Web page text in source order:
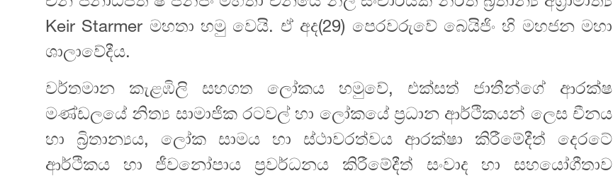
Keir Starmer මහතා හමු වෙයි. ඒ අද(29) පෙරවරුවේ බෙයිජිං හි මහජන මහා
ශාලාවේදීය.
වර්තමාන කැළඹිලි සහගත ලෝකය හමුවේ, එක්සත් ජාතීන්ගේ ආරක්ෂ
මණ්ඩලයේ නිත්‍ය සාමාජික රටවල් හා ලෝකයේ ප්‍රධාන ආර්ථිකයන් ලෙස චීනය
හා බ්‍රිතාන්‍යය, ලෝක සාමය හා ස්ථාවරත්වය ආරක්ෂා කිරීමේදීත් දෙරටේ
ආර්ථිකය හා ජීවනෝපාය ප්‍රවර්ධනය කිරීමේදීත් සංවාද හා සහයෝගීතාව